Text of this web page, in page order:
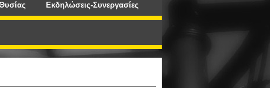
Εκδηλώσεις-Συνεργασίες